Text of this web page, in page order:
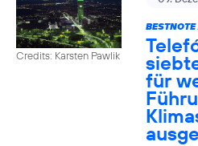
Credits: Karsten Pawlik
für